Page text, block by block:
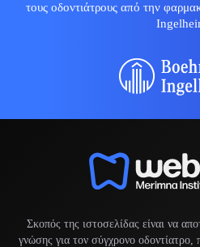
τους οδοντιάτρους από την
Σκοπός της ιστοσελίδας είναι να
γνώσης για τον σύγχρονο